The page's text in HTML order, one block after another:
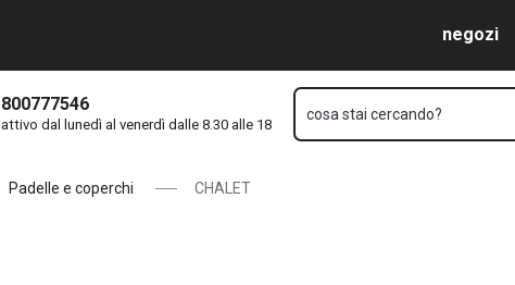
negozi
800777546
attivo dal lunedì al venerdì dalle 8.30 alle 18
cosa stai cercando?
Padelle e coperchi CHALET